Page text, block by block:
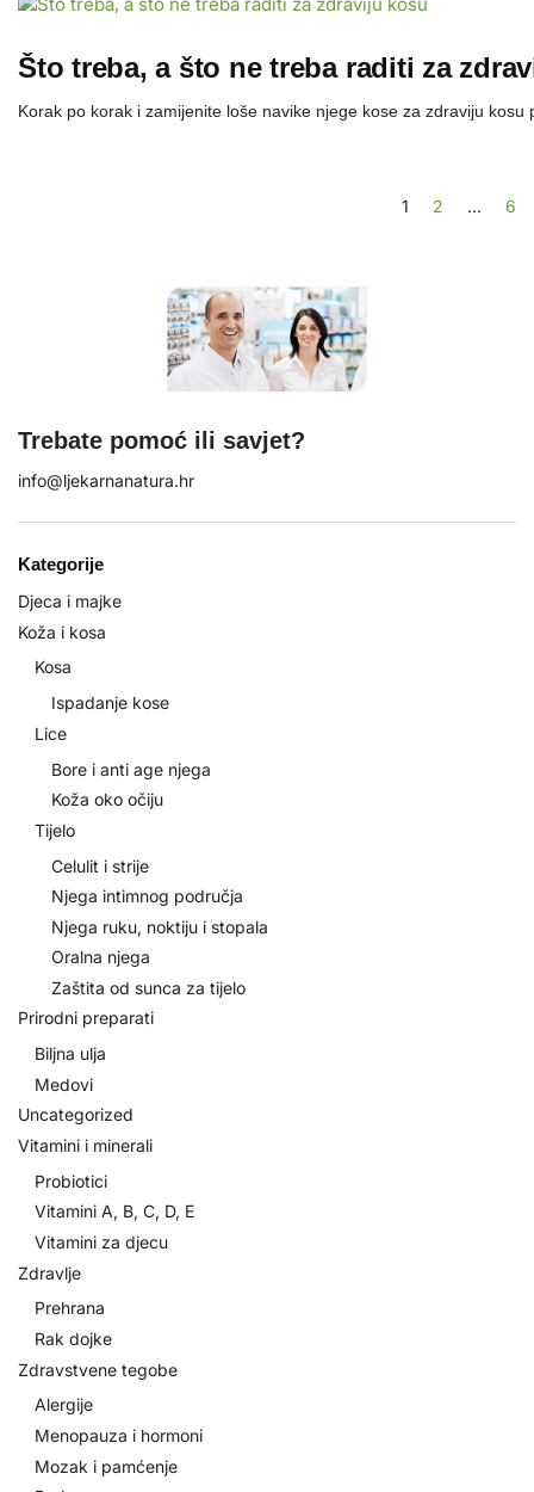
Što treba, a što ne treba raditi za
Korak po korak i zamijenite loše navike njege kose za zdraviju kosu
1 2 … 6
Trebate pomoć ili savjet?
info@ljekarnanatura.hr
Kategorije
Djeca i majke
Koža i kosa
Kosa
Ispadanje kose
Lice
Bore i anti age njega
Koža oko očiju
Tijelo
Celulit i strije
Njega intimnog područja
Njega ruku, noktiju i stopala
Oralna njega
Zaštita od sunca za tijelo
Prirodni preparati
Biljna ulja
Medovi
Uncategorized
Vitamini i minerali
Probiotici
Vitamini A, B, C, D, E
Vitamini za djecu
Zdravlje
Prehrana
Rak dojke
Zdravstvene tegobe
Alergije
Menopauza i hormoni
Mozak i pamćenje